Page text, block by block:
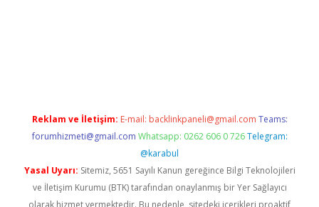
Reklam ve İletişim: E-mail: backlinkpaneli@gmail.com Teams:
forumhizmeti@gmail.com Whatsapp: 0262 606 0 726 Telegram:
@karabul
Yasal Uyarı: Sitemiz, 5651 Sayılı Kanun gereğince Bilgi Teknolojileri
ve İletişim Kurumu (BTK) tarafından onaylanmış bir Yer Sağlayıcı
olarak hizmet vermektedir. Bu nedenle, sitedeki içerikleri proaktif